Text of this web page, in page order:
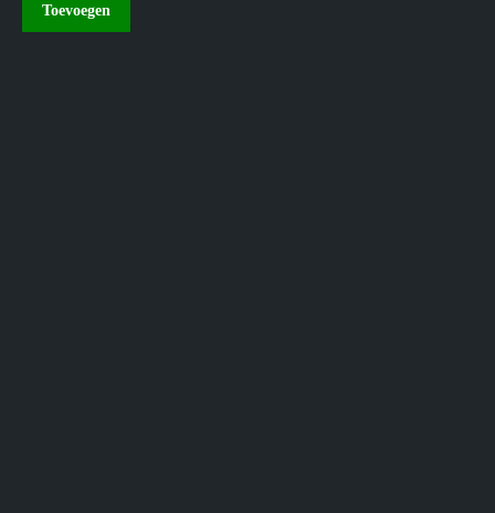
Toevoegen